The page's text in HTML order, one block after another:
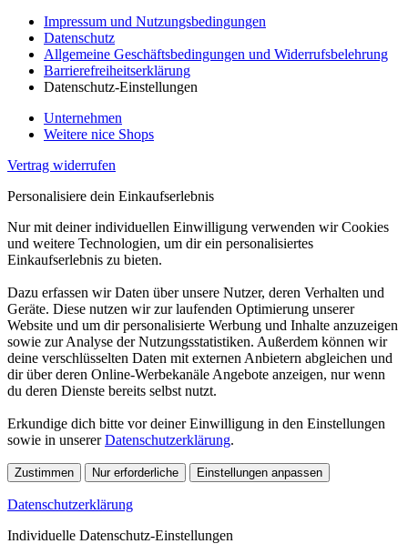
Impressum und Nutzungsbedingungen
Datenschutz
Allgemeine Geschäftsbedingungen und Widerrufsbelehrung
Barrierefreiheitserklärung
Datenschutz-Einstellungen
Unternehmen
Weitere nice Shops
Vertrag widerrufen
Personalisiere dein Einkaufserlebnis
Nur mit deiner individuellen Einwilligung verwenden wir Cookies
und weitere Technologien, um dir ein personalisiertes
Einkaufserlebnis zu bieten.
Dazu erfassen wir Daten über unsere Nutzer, deren Verhalten und
Geräte. Diese nutzen wir zur laufenden Optimierung unserer
Website und um dir personalisierte Werbung und Inhalte anzuzeigen
sowie zur Analyse der Nutzungsstatistiken. Außerdem können wir
deine verschlüsselten Daten mit externen Anbietern abgleichen und
dir über deren Online-Werbekanäle Angebote anzeigen, nur wenn
du deren Dienste bereits selbst nutzt.
Erkundige dich bitte vor deiner Einwilligung in den Einstellungen
sowie in unsererDatenschutzerklärung.
Zustimmen Nur erforderliche Einstellungen anpassen
Datenschutzerklärung
Individuelle Datenschutz-Einstellungen